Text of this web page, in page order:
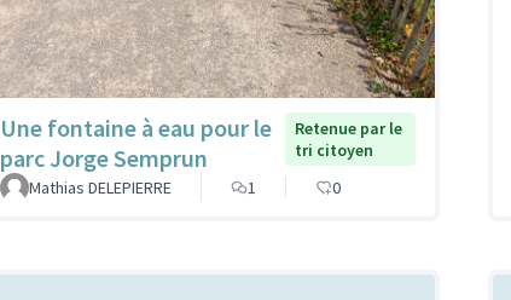
Une fontaine à eau pour le
parc Jorge Semprun
Retenue par le
tri citoyen
Mathias DELEPIERRE
1 0